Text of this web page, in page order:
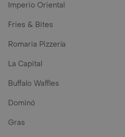
Imperio Oriental
Fries & Bites
Romaria Pizzería
La Capital
Buffalo Waffles
Dominó
Gras